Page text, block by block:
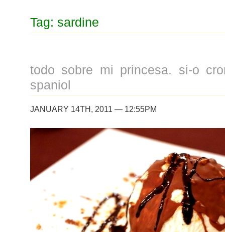
Tag: sardine
todo sobre mi princesa. si-o
spaniol
JANUARY 14TH, 2011 — 12:55PM